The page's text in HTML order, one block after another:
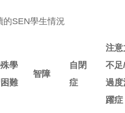
的SEN學生情況
學
難
智障
自閉
症
注意
不足/
過度
躍症